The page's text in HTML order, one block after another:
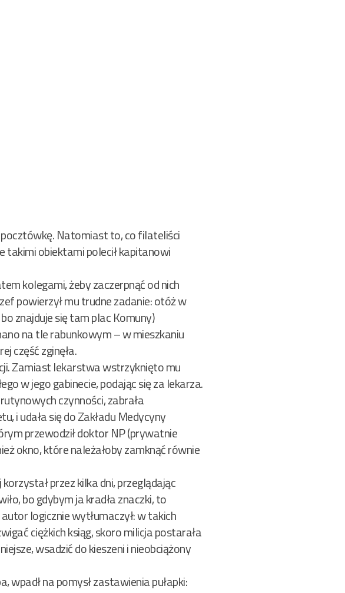
Natomiast to, co filateliści
takimi obiektami polecił kapitanowi
kolegami, żeby zaczerpnąć od nich
powierzył mu trudne zadanie: otóż w
znajduje się tam plac Komuny)
na tle rabunkowym – w mieszkaniu
część zginęła.
Zamiast lekarstwa wstrzyknięto mu
w jego gabinecie, podając się za lekarza.
czynności, zabrała
i udała się do Zakładu Medycyny
przewodził doktor NP (prywatnie
okno, które należałoby zamknąć równie
przez kilka dni, przeglądając
bo gdybym ja kradła znaczki, to
logicznie wytłumaczył: w takich
ciężkich ksiąg, skoro milicja postarała
wsadzić do kieszeni i nieobciążony
wpadł na pomysł zastawienia pułapki: